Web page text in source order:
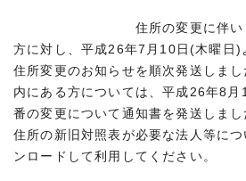
住所の変更に伴い 、区
方に対し、平成26年7月10日(木曜日)
住所変更のお知らせを順次発送しま
内にある方については、平成26年8
番の変更について通知書を発送しまし
住所の新旧対照表が必要な法人等に
ンロードして利用してください。